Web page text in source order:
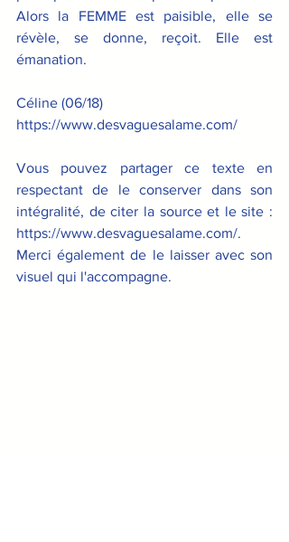
Alors la FEMME est paisible, elle se
révèle, se donne, reçoit. Elle est
émanation.
Céline (06/18)
https://www.desvaguesalame.com/
Vous pouvez partager ce texte en
respectant de le conserver dans son
intégralité, de citer la source et le site :
https://www.desvaguesalame.com/.
Merci également de le laisser avec son
visuel qui l'accompagne.